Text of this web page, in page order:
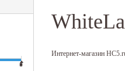
Интернет-магазин